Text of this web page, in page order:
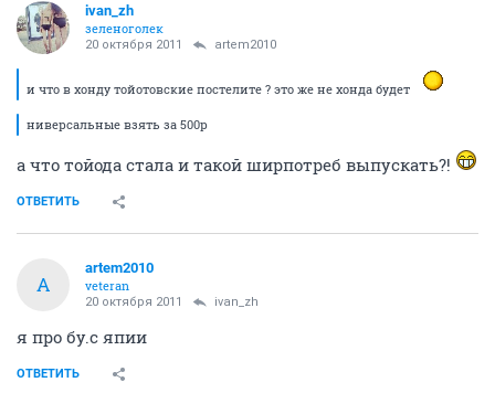
ivan_zh
зеленоголек
20 октября 2011 artem2010
и что в хонду тойотовские постелите ? это же не хонда будет
ниверсальные взять за 500р
а что тойода стала и такой ширпотреб выпускать?!
ОТВЕТИТЬ
A
artem2010
veteran
20 октября 2011 ivan_zh
я про бу.с япии
ОТВЕТИТЬ